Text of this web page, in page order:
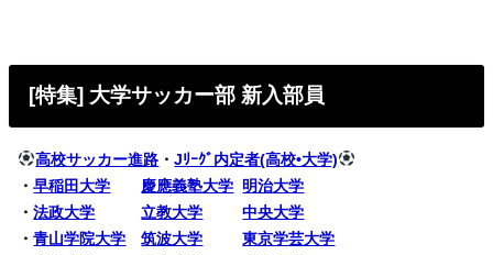
[特集] 大学サッカー部 新入部員
高校サッカー進路 ・Jﾘｰｸﾞ内定者(高校•大学)
・早稲田大学 慶應義塾大学 明治大学
・法政大学 立教大学
中央大学
・青山学院大学 筑波大学
東京学芸大学